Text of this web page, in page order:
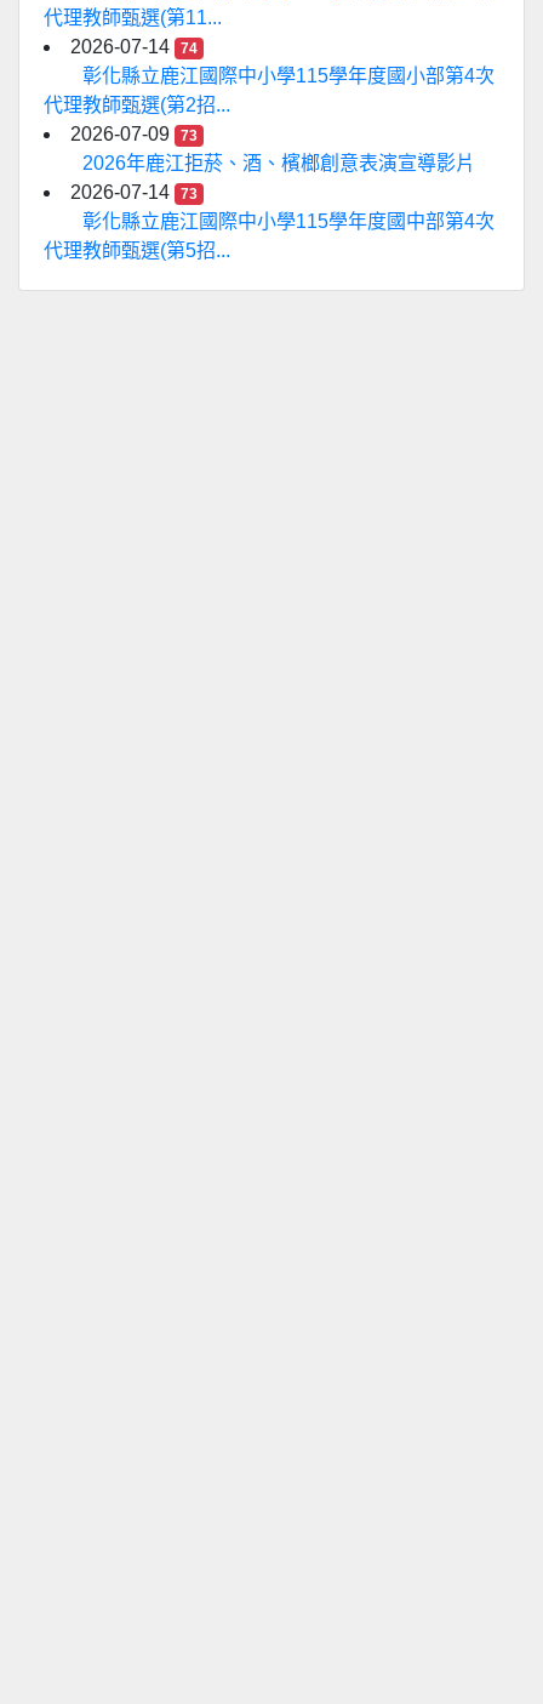
代理教師甄選(第11...
2026-07-14
74
彰化縣立鹿江國際中小學115學年度國小部第4次
代理教師甄選(第2招...
2026-07-09
73
2026年鹿江拒菸、酒、檳榔創意表演宣導影片
2026-07-14
73
彰化縣立鹿江國際中小學115學年度國中部第4次
代理教師甄選(第5招...